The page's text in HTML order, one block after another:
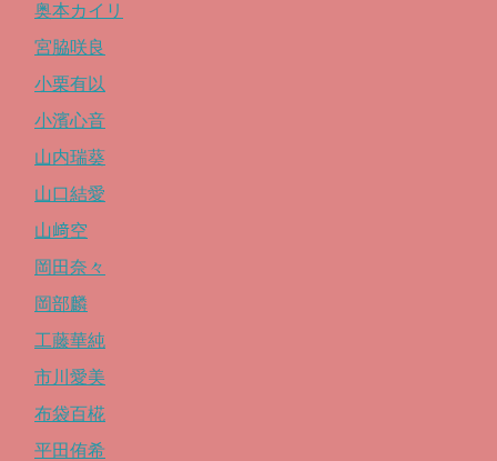
奥本カイリ
宮脇咲良
小栗有以
小濱心音
山内瑞葵
山口結愛
山﨑空
岡田奈々
岡部麟
工藤華純
市川愛美
布袋百椛
平田侑希